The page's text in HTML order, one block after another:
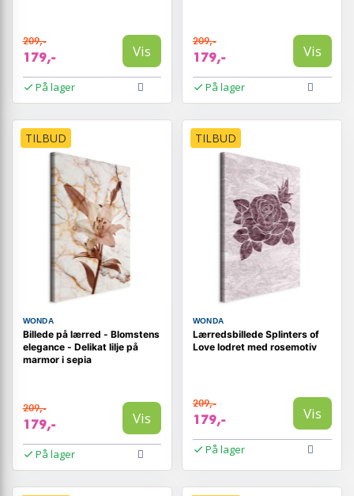
209,-
179,- Vis
På lager
209,-
179,- Vis
På lager
TILBUD
WONDA
Billede på lærred - Blomstens
elegance - Delikat lilje på
marmor i sepia
209,-
179,- Vis
På lager
TILBUD
WONDA
Lærredsbillede Splinters of
Love lodret med rosemotiv
209,-
179,- Vis
På lager